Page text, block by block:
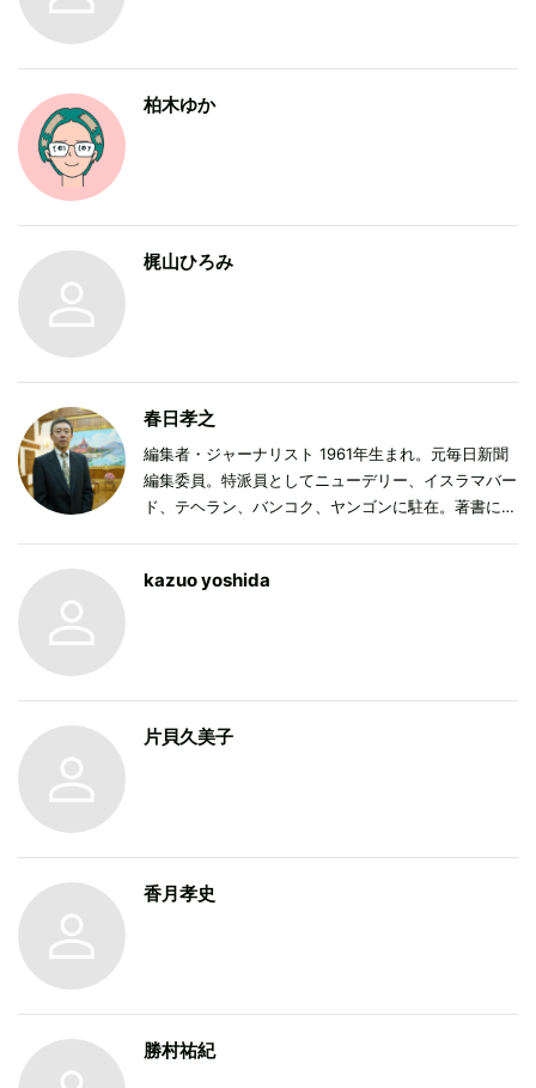
がモットー。
柏木ゆか
梶山ひろみ
春日孝之
編集者・ジャーナリスト 1961年生まれ。元毎日新聞
編集委員。特派員としてニューデリー、イスラマバー
ド、テヘラン、バンコク、ヤンゴンに駐在。著書に最
究に没頭。
kazuo yoshida
片貝久美子
香月孝史
勝村祐紀